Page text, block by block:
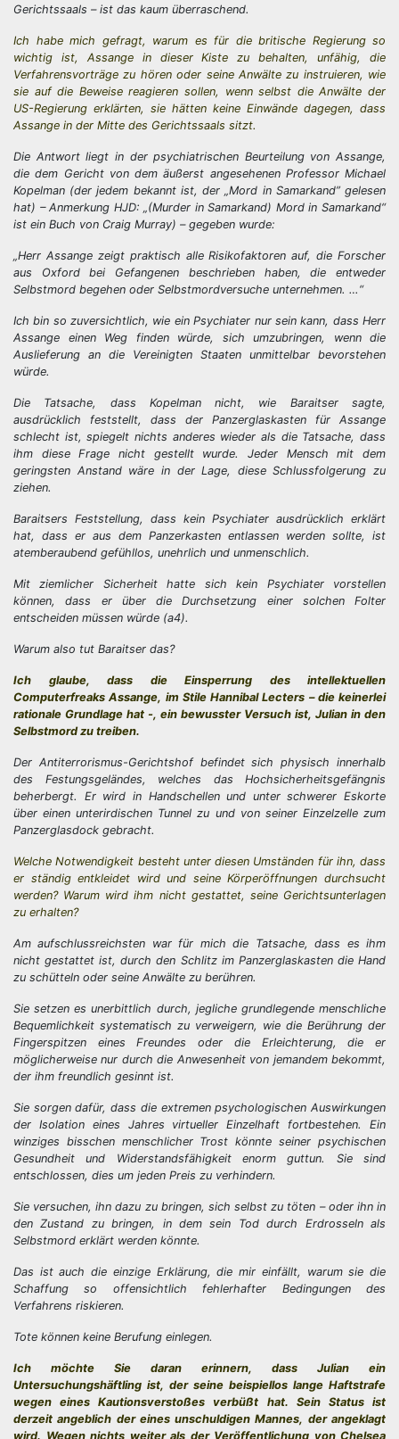
Gerichtssaals – ist das kaum überraschend.
Ich habe mich gefragt, warum es für die britische Regierung so
wichtig ist, Assange in dieser Kiste zu behalten, unfähig, die
Verfahrensvorträge zu hören oder seine Anwälte zu instruieren, wie
sie auf die Beweise reagieren sollen, wenn selbst die Anwälte der
US-Regierung erklärten, sie hätten keine Einwände dagegen, dass
Assange in der Mitte des Gerichtssaals sitzt.
Die Antwort liegt in der psychiatrischen Beurteilung von Assange,
die dem Gericht von dem äußerst angesehenen Professor Michael
Kopelman (der jedem bekannt ist, der „Mord in Samarkand” gelesen
hat) – Anmerkung HJD: „(Murder in Samarkand) Mord in Samarkand“
ist ein Buch von Craig Murray) – gegeben wurde:
„Herr Assange zeigt praktisch alle Risikofaktoren auf, die Forscher
aus Oxford bei Gefangenen beschrieben haben, die entweder
Selbstmord begehen oder Selbstmordversuche unternehmen. …“
Ich bin so zuversichtlich, wie ein Psychiater nur sein kann, dass Herr
Assange einen Weg finden würde, sich umzubringen, wenn die
Auslieferung an die Vereinigten Staaten unmittelbar bevorstehen
würde.
Die Tatsache, dass Kopelman nicht, wie Baraitser sagte,
ausdrücklich feststellt, dass der Panzerglaskasten für Assange
schlecht ist, spiegelt nichts anderes wieder als die Tatsache, dass
ihm diese Frage nicht gestellt wurde. Jeder Mensch mit dem
geringsten Anstand wäre in der Lage, diese Schlussfolgerung zu
ziehen.
Baraitsers Feststellung, dass kein Psychiater ausdrücklich erklärt
hat, dass er aus dem Panzerkasten entlassen werden sollte, ist
atemberaubend gefühllos, unehrlich und unmenschlich.
Mit ziemlicher Sicherheit hatte sich kein Psychiater vorstellen
können, dass er über die Durchsetzung einer solchen Folter
entscheiden müssen würde (a4).
Warum also tut Baraitser das?
Ich glaube, dass die Einsperrung des intellektuellen
Computerfreaks Assange, im Stile Hannibal Lecters – die keinerlei
rationale Grundlage hat -, ein bewusster Versuch ist, Julian in den
Selbstmord zu treiben.
Der Antiterrorismus-Gerichtshof befindet sich physisch innerhalb
des Festungsgeländes, welches das Hochsicherheitsgefängnis
beherbergt. Er wird in Handschellen und unter schwerer Eskorte
über einen unterirdischen Tunnel zu und von seiner Einzelzelle zum
Panzerglasdock gebracht.
Welche Notwendigkeit besteht unter diesen Umständen für ihn, dass
er ständig entkleidet wird und seine Körperöffnungen durchsucht
werden? Warum wird ihm nicht gestattet, seine Gerichtsunterlagen
zu erhalten?
Am aufschlussreichsten war für mich die Tatsache, dass es ihm
nicht gestattet ist, durch den Schlitz im Panzerglaskasten die Hand
zu schütteln oder seine Anwälte zu berühren.
Sie setzen es unerbittlich durch, jegliche grundlegende menschliche
Bequemlichkeit systematisch zu verweigern, wie die Berührung der
Fingerspitzen eines Freundes oder die Erleichterung, die er
möglicherweise nur durch die Anwesenheit von jemandem bekommt,
der ihm freundlich gesinnt ist.
Sie sorgen dafür, dass die extremen psychologischen Auswirkungen
der Isolation eines Jahres virtueller Einzelhaft fortbestehen. Ein
winziges bisschen menschlicher Trost könnte seiner psychischen
Gesundheit und Widerstandsfähigkeit enorm guttun. Sie sind
entschlossen, dies um jeden Preis zu verhindern.
Sie versuchen, ihn dazu zu bringen, sich selbst zu töten – oder ihn in
den Zustand zu bringen, in dem sein Tod durch Erdrosseln als
Selbstmord erklärt werden könnte.
Das ist auch die einzige Erklärung, die mir einfällt, warum sie die
Schaffung so offensichtlich fehlerhafter Bedingungen des
Verfahrens riskieren.
Tote können keine Berufung einlegen.
Ich möchte Sie daran erinnern, dass Julian ein
Untersuchungshäftling ist, der seine beispiellos lange Haftstrafe
wegen eines Kautionsverstoßes verbüßt hat. Sein Status ist
derzeit angeblich der eines unschuldigen Mannes, der angeklagt
wird. Wegen nichts weiter als der Veröffentlichung von Chelsea